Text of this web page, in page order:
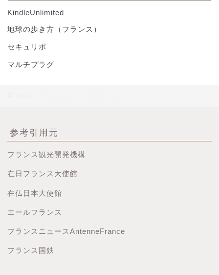
KindleUnlimited
地球の歩き方（フランス）
セキュリポ
マルチプラグ
参考引用元
フランス観光開発機構
在日フランス大使館
在仏日本大使館
エールフランス
フランスニュースAntenneFrance
フランス国鉄